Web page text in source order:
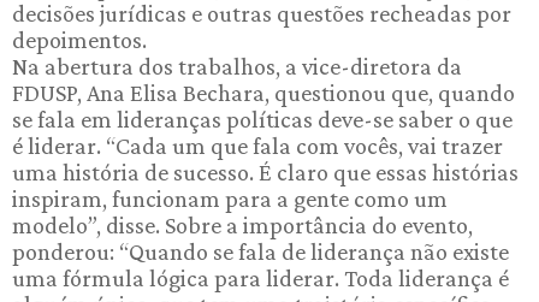
decisões jurídicas e outras questões recheadas por
depoimentos.
Na abertura dos trabalhos, a vice-diretora da
FDUSP, Ana Elisa Bechara, questionou que, quando
se fala em lideranças políticas deve-se saber o que
é liderar. “Cada um que fala com vocês, vai trazer
uma história de sucesso. É claro que essas histórias
inspiram, funcionam para a gente como um
modelo”, disse. Sobre a importância do evento,
ponderou: “Quando se fala de liderança não existe
uma fórmula lógica para liderar. Toda liderança é